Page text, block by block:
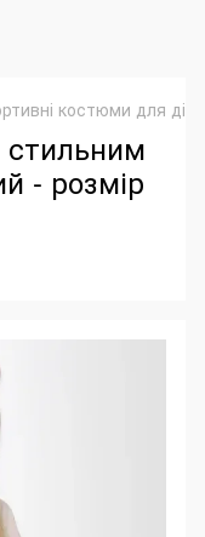
костюми для
стильним
- розмір